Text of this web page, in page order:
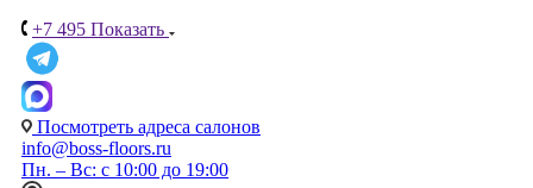
+7 495 Показать
Посмотреть адреса салонов
info@boss-floors.ru
Пн. – Вс: с 10:00 до 19:00